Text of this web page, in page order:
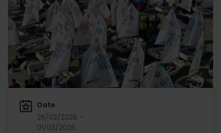
Date
26/02/2026 -
01/03/2026